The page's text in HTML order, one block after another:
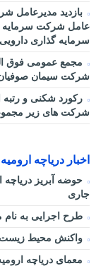
بازدید مدیرعامل
عامل شرکت سرمایه
سرمایه گذاری
مجمع عمومی فوق
شرکت سیمان صوفیان
رکورد شکنی و
شرکت های زیر
اخبار دریاچه ارومیه
حوضه آبریز
جاری
طرح اجرایی به نام
واکنش محیط زیست
معمای دریاچه